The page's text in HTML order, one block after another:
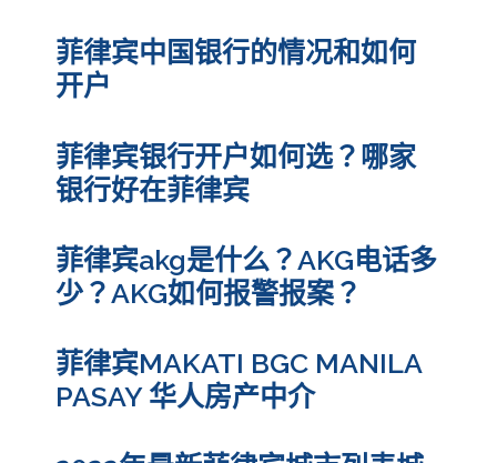
菲律宾中国银行的情况和如何
开户
菲律宾银行开户如何选？哪家
银行好在菲律宾
菲律宾akg是什么？AKG电话多
少？AKG如何报警报案？
菲律宾MAKATI BGC MANILA
PASAY 华人房产中介